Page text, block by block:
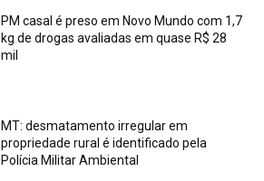
PM casal é preso em Novo Mundo com 1,7
kg de drogas avaliadas em quase R$ 28
mil
MT: desmatamento irregular em
propriedade rural é identificado pela
Polícia Militar Ambiental